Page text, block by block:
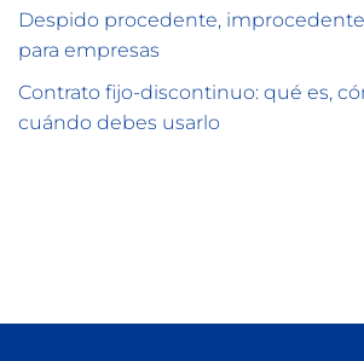
Despido procedente,
para empresas
Contrato fijo-discontinuo: qué es,
cuándo debes usarlo